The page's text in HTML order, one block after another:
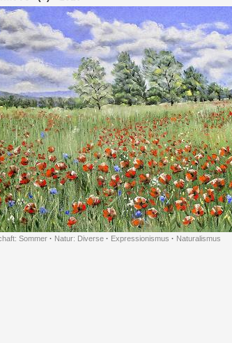
Auswahl
Grafik
Fotografie
Sommer · Natur: Diverse · Expressionismus · Naturalismus